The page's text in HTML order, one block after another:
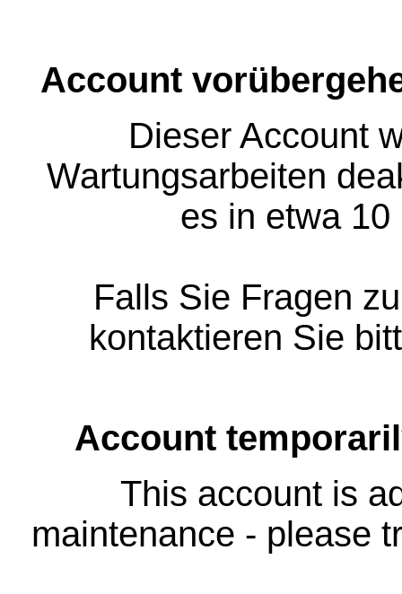
Account
Dieser Account
Wartungsarbeiten
es in etwa
Falls Sie Fragen
kontaktieren Sie
Account
This account is
maintenance - please